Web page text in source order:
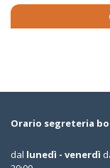
Orario segreteria
dal lunedì - venerdì